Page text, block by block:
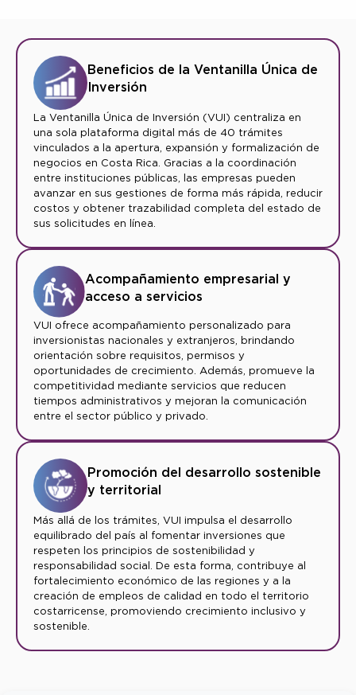
Beneficios de la Ventanilla Única de
Inversión
La Ventanilla Única de Inversión (VUI) centraliza en
una sola plataforma digital más de 40 trámites
vinculados a la apertura, expansión y formalización de
negocios en Costa Rica. Gracias a la coordinación
entre instituciones públicas, las empresas pueden
avanzar en sus gestiones de forma más rápida, reducir
costos y obtener trazabilidad completa del estado de
sus solicitudes en línea.
Acompañamiento empresarial y
acceso a servicios
VUI ofrece acompañamiento personalizado para
inversionistas nacionales y extranjeros, brindando
orientación sobre requisitos, permisos y
oportunidades de crecimiento. Además, promueve la
competitividad mediante servicios que reducen
tiempos administrativos y mejoran la comunicación
entre el sector público y privado.
Promoción del desarrollo sostenible
y territorial
Más allá de los trámites, VUI impulsa el desarrollo
equilibrado del país al fomentar inversiones que
respeten los principios de sostenibilidad y
responsabilidad social. De esta forma, contribuye al
fortalecimiento económico de las regiones y a la
creación de empleos de calidad en todo el territorio
costarricense, promoviendo crecimiento inclusivo y
sostenible.